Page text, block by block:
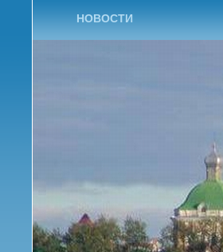
НОВОСТИ